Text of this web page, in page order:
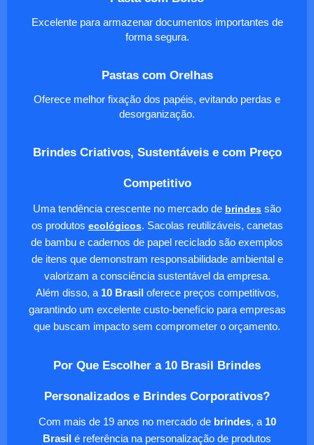
Excelente para armazenar documentos importantes de
forma segura.
Pastas com Orelhas
Oferece melhor fixação dos papéis, evitando perdas e
desorganização.
Brindes Criativos, Sustentáveis e com Preço
Competitivo
Uma tendência crescente no mercado de brindes são
os produtos ecológicos. Sacolas reutilizáveis, canetas
de bambu e cadernos de papel reciclado são exemplos
de itens que demonstram responsabilidade ambiental e
valorizam a consciência sustentável da empresa.
Além disso, a 10 Brasiloferece preços competitivos,
garantindo um excelente custo-benefício para empresas
que buscam impacto sem comprometer o orçamento.
Por Que Escolher a 10 Brasil Brindes
Personalizados e Brindes Corporativos?
Com mais de 19 anos no mercado de brindes, a 10
Brasil é referência na personalização de produtos